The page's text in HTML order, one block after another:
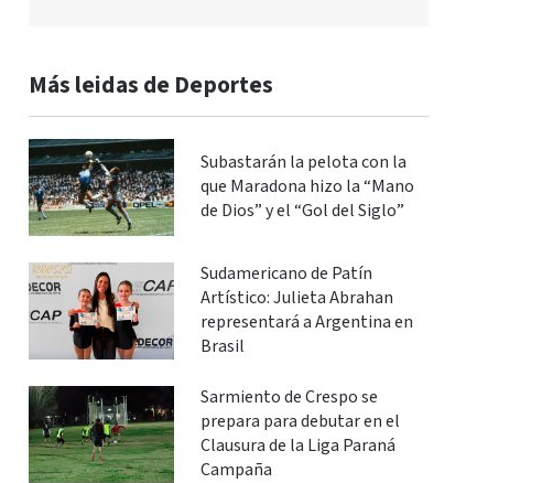
Más leidas de Deportes
Subastarán la pelota con la
que Maradona hizo la “Mano
de Dios” y el “Gol del Siglo”
Sudamericano de Patín
Artístico: Julieta Abrahan
representará a Argentina en
Brasil
Sarmiento de Crespo se
prepara para debutar en el
Clausura de la Liga Paraná
Campaña